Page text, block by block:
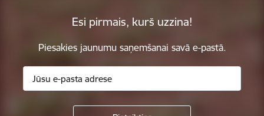
Esi pirmais, kurš uzzina!
Piesakies jaunumu saņemšanai savā e-pastā.